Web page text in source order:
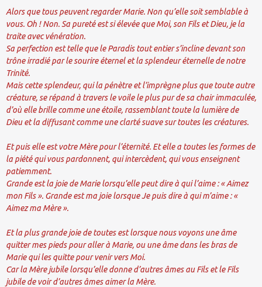
Alors que tous peuvent regarder Marie. Non qu’elle soit semblable à
vous. Oh ! Non. Sa pureté est si élevée que Moi, son Fils et Dieu, je la
traite avec vénération.
Sa perfection est telle que le Paradis tout entier s’incline devant son
trône irradié par le sourire éternel et la splendeur éternelle de notre
Trinité.
Mais cette splendeur, qui la pénètre et l’imprègne plus que toute autre
créature, se répand à travers le voile le plus pur de sa chair immaculée,
d’où elle brille comme une étoile, rassemblant toute la lumière de
Dieu et la diffusant comme une clarté suave sur toutes les créatures.
Et puis elle est votre Mère pour l’éternité. Et elle a toutes les formes de
la piété qui vous pardonnent, qui intercèdent, qui vous enseignent
patiemment.
Grande est la joie de Marie lorsqu’elle peut dire à qui l’aime : « Aimez
mon Fils ». Grande est ma joie lorsque Je puis dire à qui m’aime : «
Aimez ma Mère ».
Et la plus grande joie de toutes est lorsque nous voyons une âme
quitter mes pieds pour aller à Marie, ou une âme dans les bras de
Marie qui les quitte pour venir vers Moi.
Car la Mère jubile lorsqu’elle donne d’autres âmes au Fils et le Fils
jubile de voir d’autres âmes aimer la Mère.